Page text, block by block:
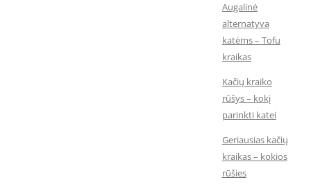
Augalinė
alternatyva
katėms – Tofu
kraikas
Kačių kraiko
rūšys – kokį
parinkti katei
Geriausias kačių
kraikas – kokios
rūšies